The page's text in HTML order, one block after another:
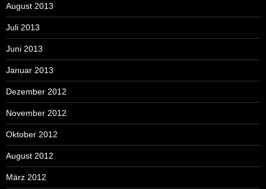
August 2013
Juli 2013
Juni 2013
Januar 2013
Dezember 2012
November 2012
Oktober 2012
August 2012
März 2012